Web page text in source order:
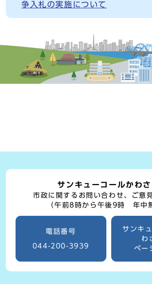
争入札の実施について
サンキューコールかわさ
市政に関するお問い合わせ、ご意
（午前8時から午後9時 年中
電話番号
044-200-3939
サンキ
わ
ペー